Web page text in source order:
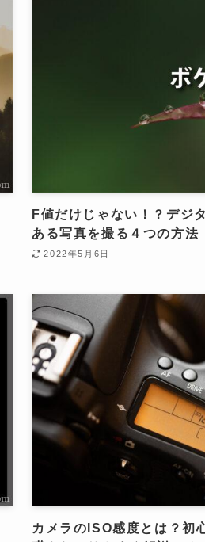
F値だけじゃない！？デジ
ある写真を撮る４つの方法
2022年5月6日
カメラのISO感度とは？初